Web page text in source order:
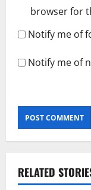
browser for
Notify me of
Notify me of
RELATED